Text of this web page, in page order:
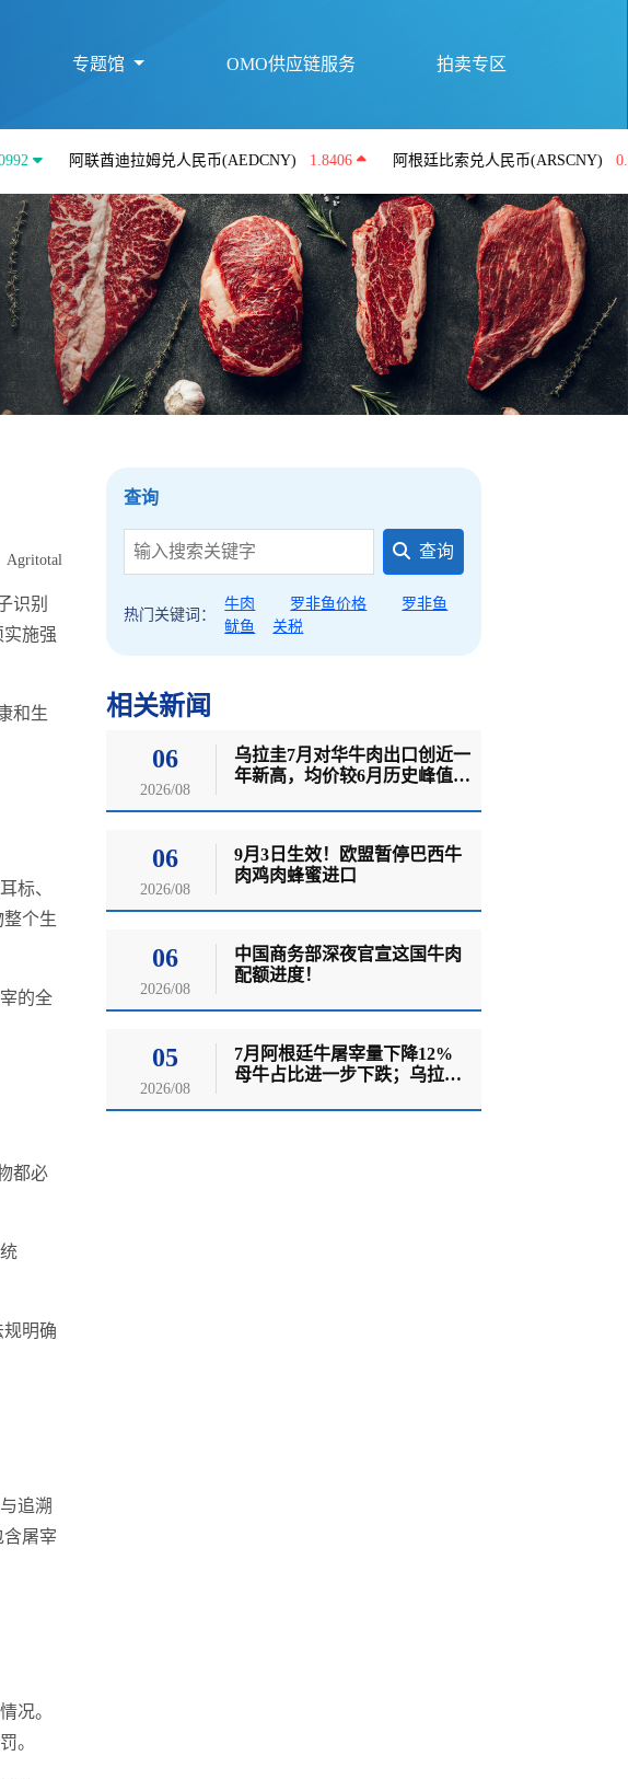
专题馆 OMO供应链服务 拍卖专区
阿联酋迪拉姆兑人民币(AEDCNY) 1.8406 阿根廷比索兑人民币(ARSCNY) 0.0045
Agritotal
识别
施强
和生
标、
个生
的全
都必
明确
追溯
屠宰
况。
。
查询
查询
热门关键词：
牛肉 罗非鱼价格
罗非鱼
鱿鱼
关税
相关新闻
06
2026/08
乌拉圭7月对华牛肉出口创近一
年新高，均价较6月历史峰值明
06
2026/08
9月3日生效！欧盟暂停巴西牛
肉鸡肉蜂蜜进口
06
2026/08
中国商务部深夜官宣这国牛肉
配额进度！
05
2026/08
7月阿根廷牛屠宰量下降12%
母牛占比进一步下跌；乌拉圭